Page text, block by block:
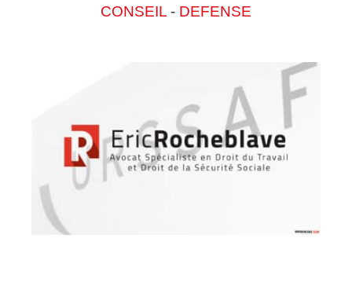
CONSEIL - DEFENSE